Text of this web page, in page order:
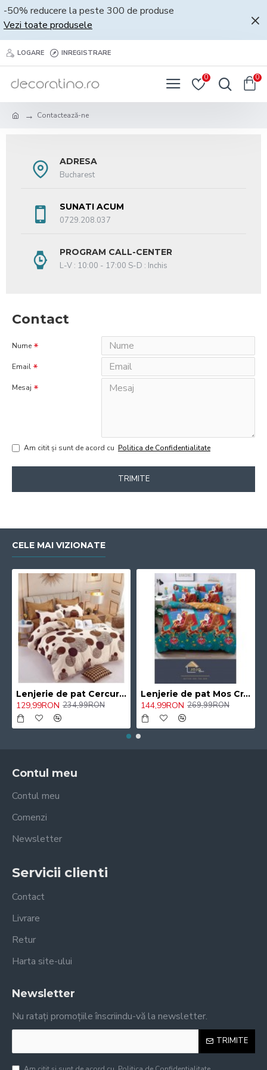
-50% reducere la peste 300 de produse
Vezi toate produsele
LOGARE INREGISTRARE
0 0
Contactează-ne
ADRESA
Bucharest
SUNATI ACUM
0729.208.037
PROGRAM CALL-CENTER
L-V : 10:00 - 17:00 S-D : Inchis
Contact
Nume
Email
Mesaj
Am citit şi sunt de acord cu Politica de Confidentialitate
TRIMITE
CELE MAI VIZIONATE
Lenjerie de pat Cercuri Color Pucioasa, cearceaf cu Elastic , 6 Piese , bumbac finet ,2 persoane 40/CVD
129,99RON 234,99RON
Lenjerie de pat Mos Craciun cu Saniuta Pucioasa , cearceaf cu Elastic , 6 Piese , bumbac finet ,2 persoane 105/CAV
144,99RON 269,99RON
Contul meu
Contul meu
Comenzi
Newsletter
Servicii clienti
Contact
Livrare
Retur
Harta site-ului
Newsletter
Nu ratați promoțiile înscriindu-vă la newsletter.
TRIMITE